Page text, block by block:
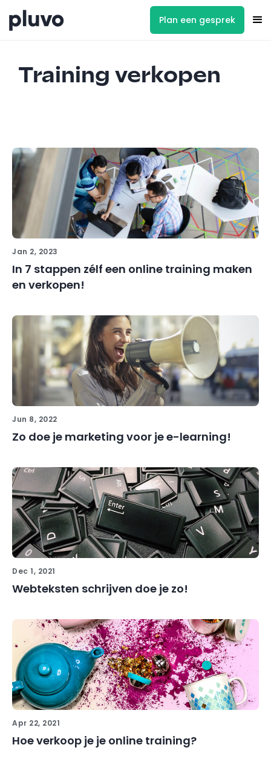
Plan een gesprek
Training verkopen
Jan 2, 2023
In 7 stappen zélf een online training maken
en verkopen!
Jun 8, 2022
Zo doe je marketing voor je e-learning!
Dec 1, 2021
Webteksten schrijven doe je zo!
Apr 22, 2021
Hoe verkoop je je online training?